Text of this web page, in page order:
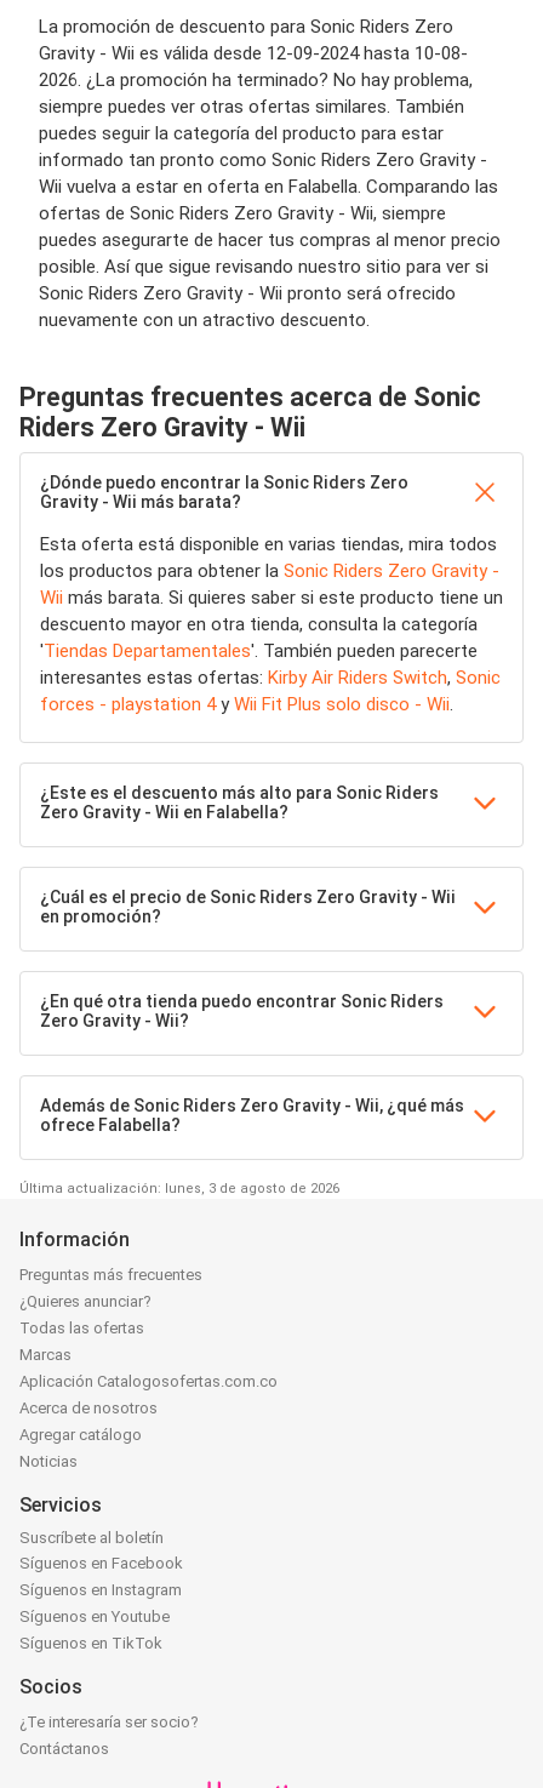
La promoción de descuento para Sonic Riders Zero
Gravity - Wii es válida desde 12-09-2024 hasta 10-08-
2026. ¿La promoción ha terminado? No hay problema,
siempre puedes ver otras ofertas similares. También
puedes seguir la categoría del producto para estar
informado tan pronto como Sonic Riders Zero Gravity -
Wii vuelva a estar en oferta en Falabella. Comparando las
ofertas de Sonic Riders Zero Gravity - Wii, siempre
puedes asegurarte de hacer tus compras al menor precio
posible. Así que sigue revisando nuestro sitio para ver si
Sonic Riders Zero Gravity - Wii pronto será ofrecido
nuevamente con un atractivo descuento.
Preguntas frecuentes acerca de Sonic
Riders Zero Gravity - Wii
¿Dónde puedo encontrar la Sonic Riders Zero
Gravity - Wii más barata?
Esta oferta está disponible en varias tiendas, mira todos
los productos para obtener la Sonic Riders Zero Gravity -
Wii más barata. Si quieres saber si este producto tiene un
descuento mayor en otra tienda, consulta la categoría
'Tiendas Departamentales'. También pueden parecerte
interesantes estas ofertas: Kirby Air Riders Switch, Sonic
forces - playstation 4yWii Fit Plus solo disco - Wii
¿Este es el descuento más alto para Sonic Riders
Zero Gravity - Wii en Falabella?
¿Cuál es el precio de Sonic Riders Zero Gravity - Wii
en promoción?
¿En qué otra tienda puedo encontrar Sonic Riders
Zero Gravity - Wii?
Además de Sonic Riders Zero Gravity - Wii, ¿qué más
ofrece Falabella?
Última actualización: lunes, 3 de agosto de 2026
Información
Preguntas más frecuentes
¿Quieres anunciar?
Todas las ofertas
Marcas
Aplicación Catalogosofertas.com.co
Acerca de nosotros
Agregar catálogo
Noticias
Servicios
Suscríbete al boletín
Síguenos en Facebook
Síguenos en Instagram
Síguenos en Youtube
Síguenos en TikTok
Socios
¿Te interesaría ser socio?
Contáctanos